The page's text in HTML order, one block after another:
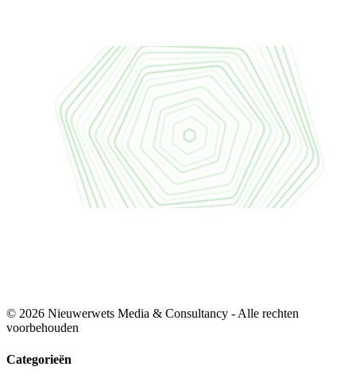
© 2026 Nieuwerwets Media & Consultancy - Alle rechten
voorbehouden
Categorieën